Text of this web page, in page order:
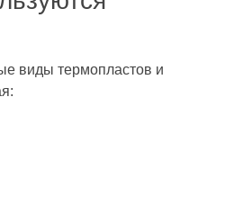
виды термопластов и